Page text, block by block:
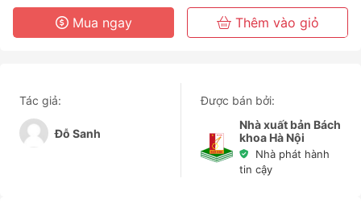
3 Năm
Mua ngay Thêm vào giỏ
Tác giả:
Đỗ Sanh
Được bán bởi:
Nhà xuất bản Bách
khoa Hà Nội
Nhà phát hành
tin cậy